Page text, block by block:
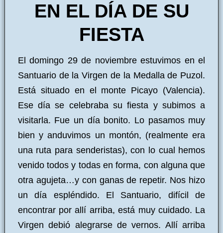
EN EL DÍA DE SU
FIESTA
El domingo 29 de noviembre estuvimos en el
Santuario de la Virgen de la Medalla de Puzol.
Está situado en el monte Picayo (Valencia).
Ese día se celebraba su fiesta y subimos a
visitarla. Fue un día bonito. Lo pasamos muy
bien y anduvimos un montón, (realmente era
una ruta para senderistas), con lo cual hemos
venido todos y todas en forma, con alguna que
otra agujeta…y con ganas de repetir. Nos hizo
un día espléndido. El Santuario, difícil de
encontrar por allí arriba, está muy cuidado. La
Virgen debió alegrarse de vernos. Allí arriba